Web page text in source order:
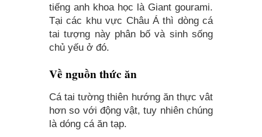
tiếng anh khoa học là Giant gourami.
Tại các khu vực Châu Á thì dòng cá
tai tượng này phân bố và sinh sống
chủ yếu ở đó.
Về nguồn thức ăn
Cá tai tường thiên hướng ăn thực vât
hơn so với động vật, tuy nhiên chúng
là dóng cá ăn tạp.